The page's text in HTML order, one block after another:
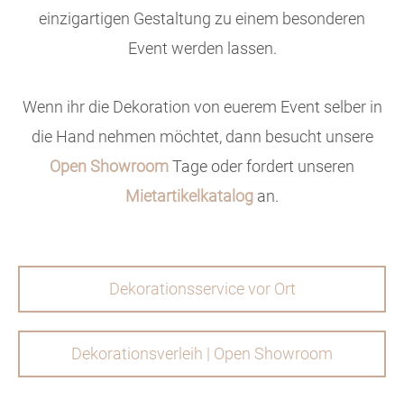
einzigartigen Gestaltung zu einem besonderen
Event werden lassen.
Wenn ihr die Dekoration von euerem Event selber in
die Hand nehmen möchtet, dann besucht unsere
Open ShowroomTage oder fordert unseren
Mietartikelkatalog an.
Dekorationsservice vor Ort
Dekorationsverleih | Open Showroom